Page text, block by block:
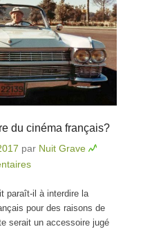
du cinéma français?
par Nuit Grave
paraît-il à interdire la
pour des raisons de
serait un accessoire jugé